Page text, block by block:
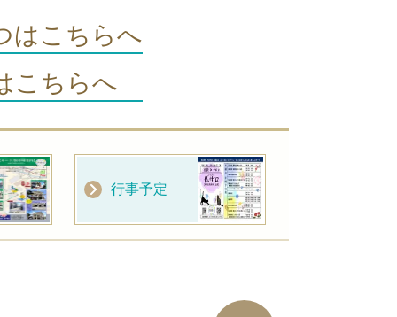
はこちらへ
こちらへ
行事予定